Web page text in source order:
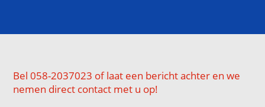
Bel 058-2037023 of laat een bericht achter en we
nemen direct contact met u op!